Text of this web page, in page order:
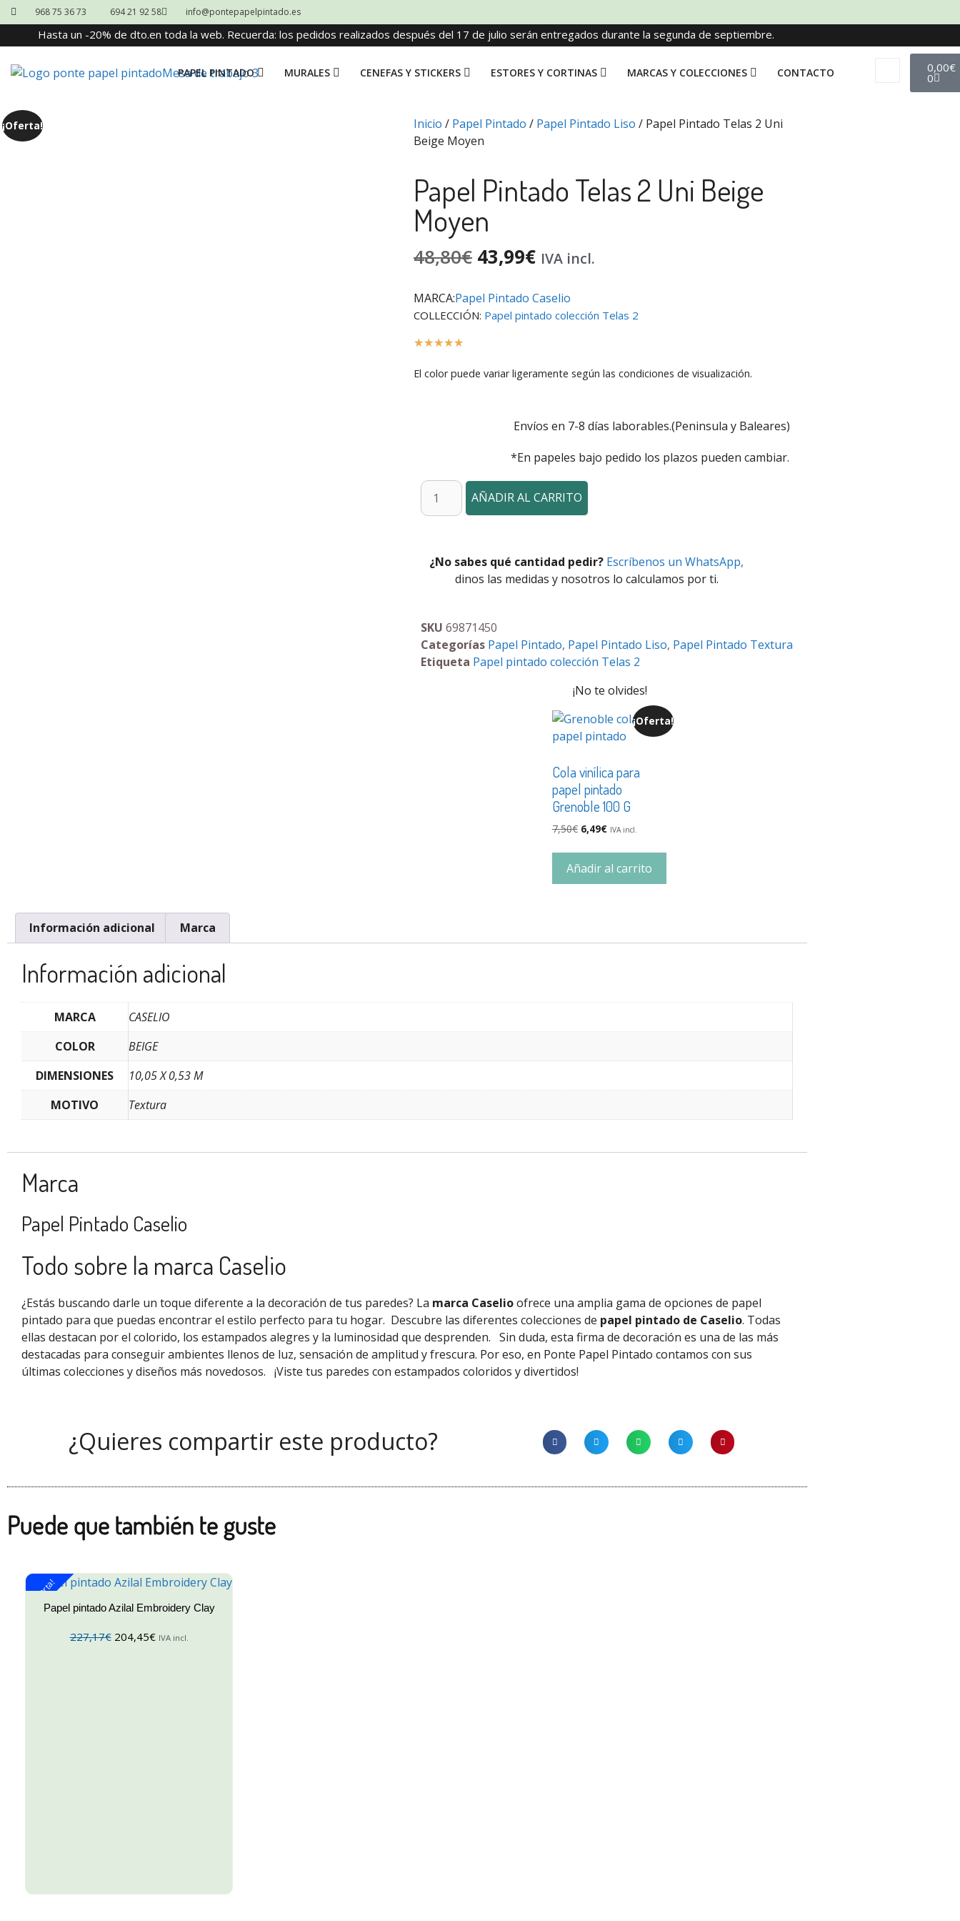
968 75 36 73 694 21 92 58 info@pontepapelpintado.es
Hasta un -20% de dto.en toda la web. Recuerda: los pedidos realizados después del 17 de julio serán entregados durante la segunda de septiembre.
PAPEL PINTADO MURALES CENEFAS Y STICKERS ESTORES Y CORTINAS MARCAS Y COLECCIONES CONTACTO 0,00€
0
¡Oferta! Inicio / Papel Pintado / Papel Pintado Liso / Papel Pintado Telas 2 Uni
Beige Moyen
Papel Pintado Telas 2 Uni Beige
Moyen
48,80€ 43,99€ IVA incl.
MARCA:Papel Pintado Caselio
COLLECCIÓN: Papel pintado colección Telas 2
☆☆☆☆☆
El color puede variar ligeramente según las condiciones de visualización.
Envíos en 7-8 días laborables.(Peninsula y Baleares)
*En papeles bajo pedido los plazos pueden cambiar.
AÑADIR AL CARRITO
¿No sabes qué cantidad pedir? Escríbenos un WhatsApp,
dinos las medidas y nosotros lo calculamos por ti.
SKU 69871450
Categorías Papel Pintado, Papel Pintado Liso, Papel Pintado Textura
Etiqueta Papel pintado colección Telas 2
¡No te olvides!
¡Oferta!
Cola vinílica para
papel pintado
Grenoble 100 G
7,50€ 6,49€ IVA incl.
Añadir al carrito
Información adicional Marca
Información adicional
MARCA
CASELIO
COLOR
BEIGE
DIMENSIONES
10,05 X 0,53 M
MOTIVO
Textura
Marca
Papel Pintado Caselio
Todo sobre la marca Caselio
¿Estás buscando darle un toque diferente a la decoración de tus paredes? La marca Caselioofrece una amplia gama de opciones de papel
pintado para que puedas encontrar el estilo perfecto para tu hogar. Descubre las diferentes colecciones de papel pintado de Caselio. Todas
ellas destacan por el colorido, los estampados alegres y la luminosidad que desprenden. Sin duda, esta firma de decoración es una de las más
destacadas para conseguir ambientes llenos de luz, sensación de amplitud y frescura. Por eso, en Ponte Papel Pintado contamos con sus
últimas colecciones y diseños más novedosos. ¡Viste tus paredes con estampados coloridos y divertidos!
¿Quieres compartir este producto?
Puede que también te guste
¡Oferta!
Papel pintado Azilal Embroidery Clay
227,17€ 204,45€ IVA incl.